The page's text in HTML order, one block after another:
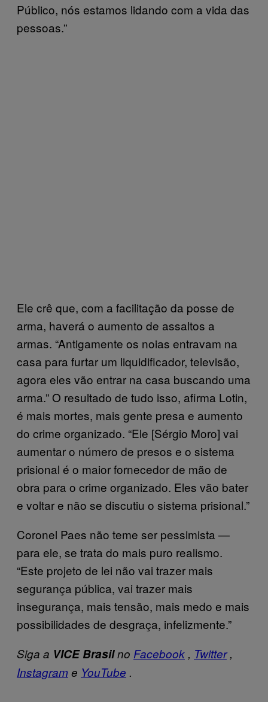
Público, nós estamos lidando com a vida das
pessoas.”
Ele crê que, com a facilitação da posse de
arma, haverá o aumento de assaltos a
armas. “Antigamente os noias entravam na
casa para furtar um liquidificador, televisão,
agora eles vão entrar na casa buscando uma
arma.” O resultado de tudo isso, afirma Lotin,
é mais mortes, mais gente presa e aumento
do crime organizado. “Ele [Sérgio Moro] vai
aumentar o número de presos e o sistema
prisional é o maior fornecedor de mão de
obra para o crime organizado. Eles vão bater
e voltar e não se discutiu o sistema prisional.”
Coronel Paes não teme ser pessimista —
para ele, se trata do mais puro realismo.
“Este projeto de lei não vai trazer mais
segurança pública, vai trazer mais
insegurança, mais tensão, mais medo e mais
possibilidades de desgraça, infelizmente.”
Siga a VICE Brasilno Facebook , Twitter,
Instagrame YouTube .